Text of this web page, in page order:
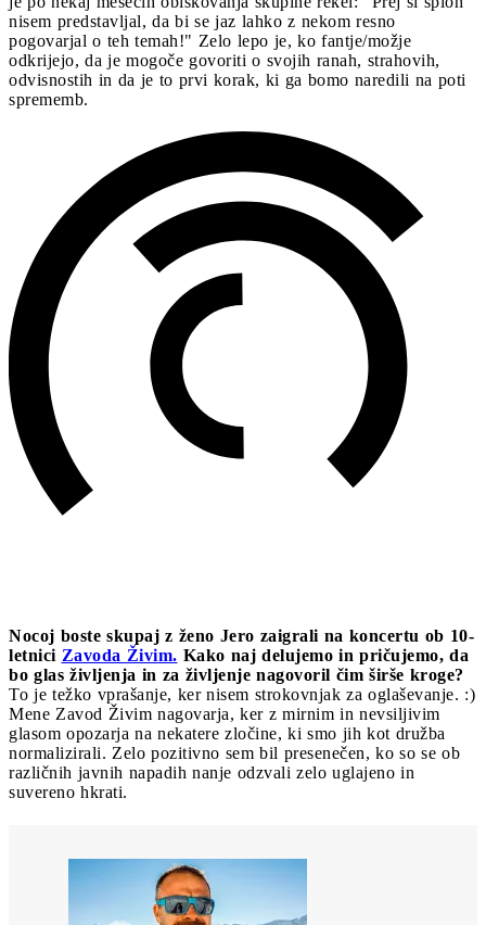
nisem predstavljal, da bi se jaz lahko z nekom resno
pogovarjal o teh temah!" Zelo lepo je, ko fantje/možje
odkrijejo, da je mogoče govoriti o svojih ranah, strahovih,
odvisnostih in da je to prvi korak, ki ga bomo naredili na poti
sprememb.
Nocoj boste skupaj z ženo Jero zaigrali na koncertu ob 10-
letnici Zavoda Živim. Kako naj delujemo in pričujemo, da
bo glas življenja in za življenje nagovoril čim širše kroge?
To je težko vprašanje, ker nisem strokovnjak za oglaševanje. :)
Mene Zavod Živim nagovarja, ker z mirnim in nevsiljivim
glasom opozarja na nekatere zločine, ki smo jih kot družba
normalizirali. Zelo pozitivno sem bil presenečen, ko so se ob
različnih javnih napadih nanje odzvali zelo uglajeno in
suvereno hkrati.